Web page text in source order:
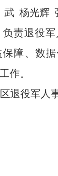
武 杨光辉
负责退役军
障、数
作。
区退役军人